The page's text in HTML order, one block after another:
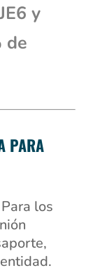
y
de
PARA
los